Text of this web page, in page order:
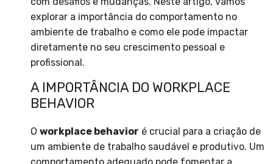
explorar a importância do comportamento no
ambiente de trabalho e como ele pode impactar
diretamente no seu crescimento pessoal e
profissional.
A IMPORTÂNCIA DO WORKPLACE
BEHAVIOR
O workplace behavior é crucial para a criação de
um ambiente de trabalho saudável e produtivo. Um